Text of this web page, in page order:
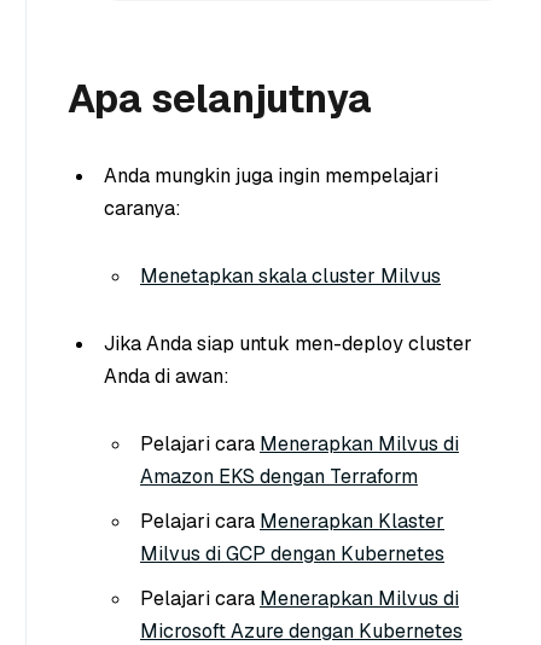
Apa selanjutnya
Anda mungkin juga ingin mempelajari
caranya:
Menetapkan skala cluster Milvus
Jika Anda siap untuk men-deploy cluster
Anda di awan:
Pelajari cara Menerapkan Milvus di
Amazon EKS dengan Terraform
Pelajari cara Menerapkan Klaster
Milvus di GCP dengan Kubernetes
Pelajari cara Menerapkan Milvus di
Microsoft Azure dengan Kubernetes